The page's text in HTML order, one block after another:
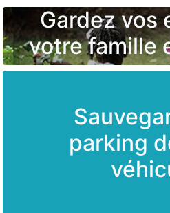
Gardez vos
votre famille
parking